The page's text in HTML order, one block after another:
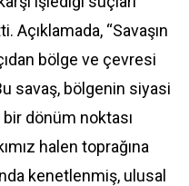
Açıklamada, “Savaşın
bölge ve çevresi
savaş, bölgenin siyasi
dönüm noktası
halen toprağına
kenetlenmiş, ulusal